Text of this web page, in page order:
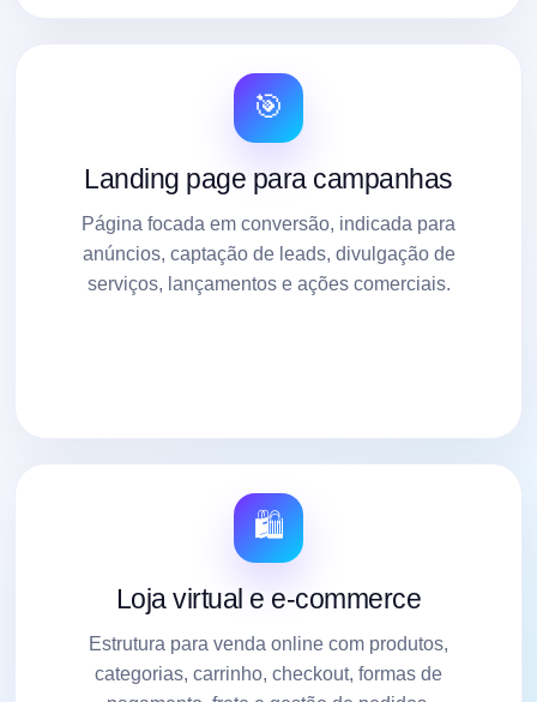
🎯
Landing page para campanhas
Página focada em conversão, indicada para
anúncios, captação de leads, divulgação de
serviços, lançamentos e ações comerciais.
🛍️
Loja virtual e e-commerce
Estrutura para venda online com produtos,
categorias, carrinho, checkout, formas de